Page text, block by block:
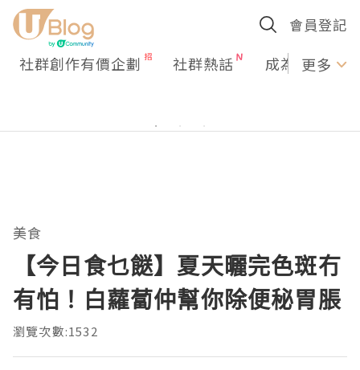
會員登記
社群創作有價企劃 社群熱話 成為U更多
美食
【今日食乜餸】夏天曬完色斑冇
有怕！白蘿蔔仲幫你除便秘胃脹
瀏覽次數:1532